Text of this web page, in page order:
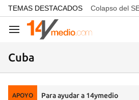
common.go-to-content
TEMAS DESTACADOS Colapso del
Navegación
Cuba
APOYO Para ayudar a 14ymedio